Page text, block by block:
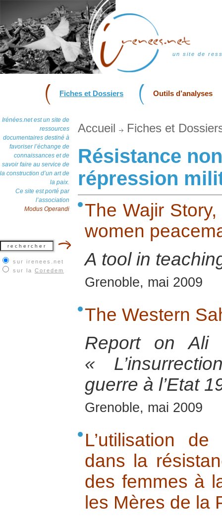
un site de
Fiches et Dossiers Outils d’analyses
Irénées.net est un site de
ressources
documentaires destiné à
favoriser l’échange de
connaissances et de
savoir faire au service de
la construction d’un art de
la paix.
Ce site est porté par
l’association
Modus Operandi
sur irenees.net
sur la Coredem
Accueil Fiches et
Résistance
répression
The Wajir
women
A tool in
Grenoble, mai 2009
The Western
Report on Ali
«
guerre à l’Etat
Grenoble, mai 2009
L’utilisation
dans la
des femmes à
les Mères de la